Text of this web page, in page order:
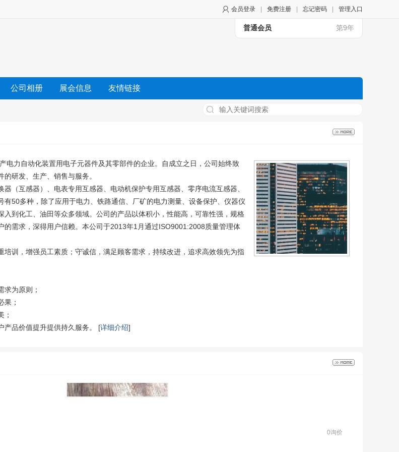
会员登录 免费注册 忘记密码 管理入口
普通会员 第9年
公司相册 展会信息 友情链接
电力自动化装置用电子元器件及其零部件的企业。自成立之日，公司始终致
研发、生产、销售与服务。
（互感器）、电表专用互感器、电动机保护专用互感器、零序电流互感器、
有50多种，除了应用于电力、铁路通信、厂矿的电力测量、设备保护、仪器仪
入到化工、油田等众多领域。公司的产品以体积小，性能高，可靠性强，规格
的需求，深得用户信赖。本公司于2013年1月通过ISO9001:2008质量管理体
培训，增强员工素质；守诚信，满足顾客需求，持续改进，追求高效领先为指
为原则；
；
；
品价值提升提供持久服务。 [详细介绍]